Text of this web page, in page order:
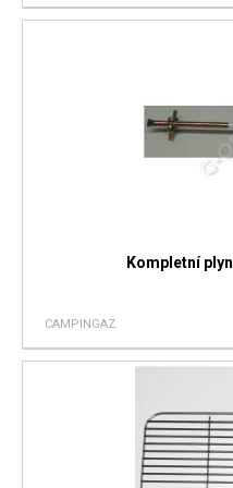
Kompletní
CAMPINGAZ